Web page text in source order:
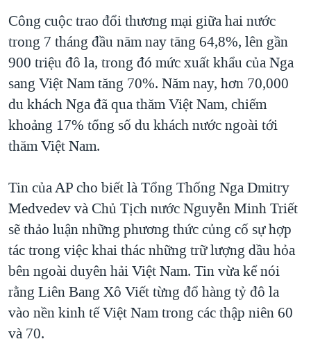
Công cuộc trao đổi thương mại giữa hai nước
trong 7 tháng đầu năm nay tăng 64,8%, lên gần
900 triệu đô la, trong đó mức xuất khẩu của Nga
sang Việt Nam tăng 70%. Năm nay, hơn 70,000
du khách Nga đã qua thăm Việt Nam, chiếm
khoảng 17% tổng số du khách nước ngoài tới
thăm Việt Nam.
Tin của AP cho biết là Tổng Thống Nga Dmitry
Medvedev và Chủ Tịch nước Nguyễn Minh Triết
sẽ thảo luận những phương thức củng cố sự hợp
tác trong việc khai thác những trữ lượng dầu hỏa
bên ngoài duyên hải Việt Nam. Tin vừa kể nói
rằng Liên Bang Xô Viết từng đổ hàng tỷ đô la
vào nền kinh tế Việt Nam trong các thập niên 60
và 70.